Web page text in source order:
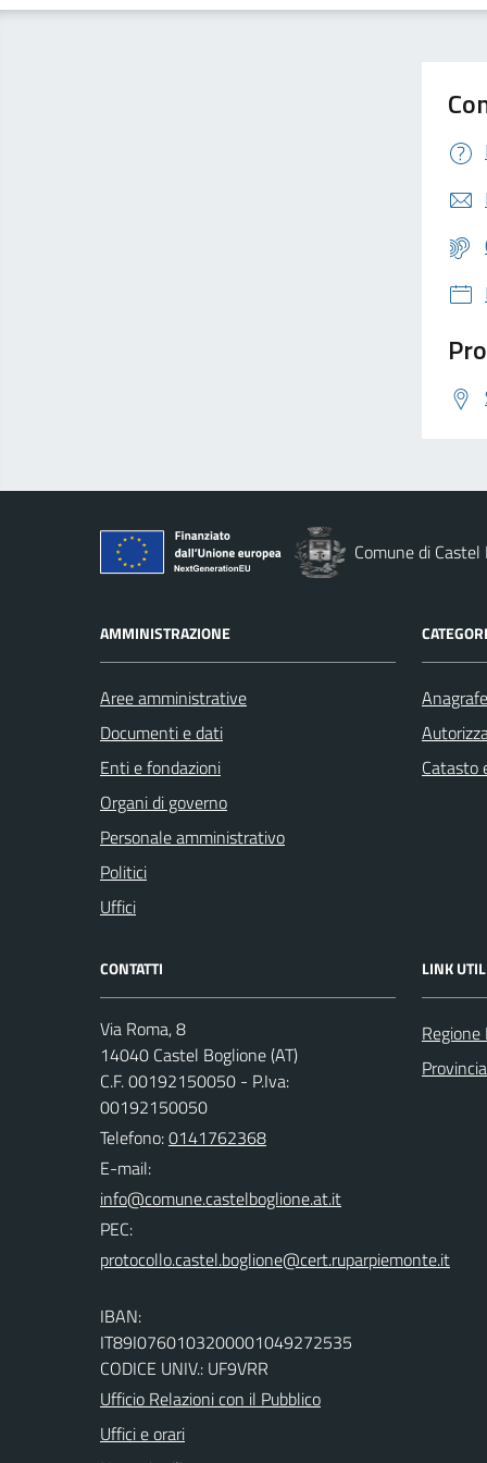
Comune di
AMMINISTRAZIONE
Aree amministrative
Documenti e dati
Enti e fondazioni
Organi di governo
Personale amministrativo
Politici
Uffici
Catasto
CONTATTI
Via Roma, 8
14040 Castel Boglione (AT)
C.F. 00192150050 - P.Iva:
00192150050
Telefono:0141762368
E-mail:
PEC:
IBAN:
IT89I0760103200001049272535
CODICE UNIV.: UF9VRR
Ufficio Relazioni con il Pubblico
Uffici e orari
LINK